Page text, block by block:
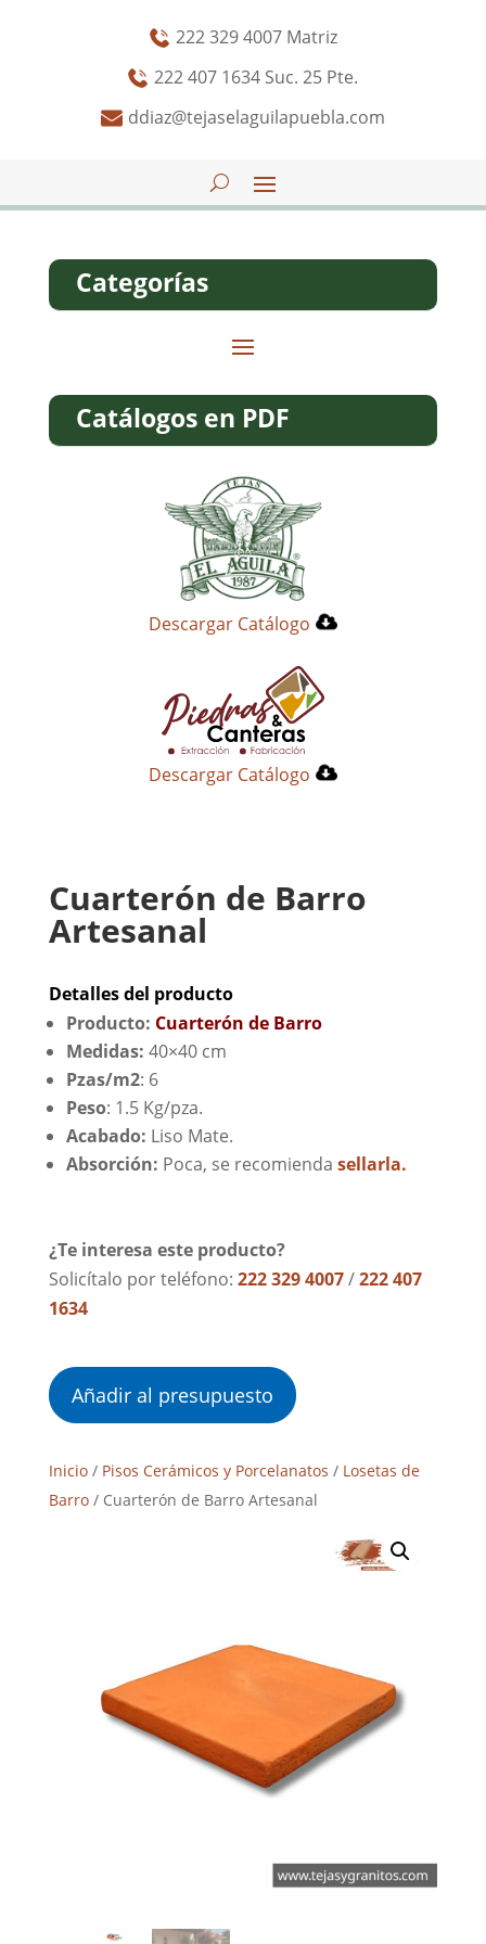
222 329 4007 Matriz
222 407 1634 Suc. 25 Pte.
ddiaz@tejaselaguilapuebla.com
Categorías
Catálogos en PDF
Descargar Catálogo
Descargar Catálogo
Cuarterón de Barro
Artesanal
Detalles del producto
Producto: Cuarterón de Barro
Medidas: 40×40 cm
Pzas/m2: 6
Peso: 1.5 Kg/pza.
Acabado: Liso Mate.
Absorción: Poca, se recomienda sellarla.
¿Te interesa este producto?
Solicítalo por teléfono: 222 329 4007/222 407
1634
Añadir al presupuesto
Inicio/ Pisos Cerámicos y Porcelanatos / Losetas de
Barro/ Cuarterón de Barro Artesanal